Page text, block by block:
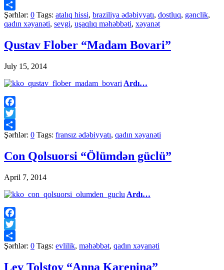
Twitter
Share
Şərhlər: 0 Tags: atalıq hissi, braziliya ədəbiyyatı, dostluq, gənclik,
qadın xəyanəti, sevgi, uşaqlıq məhəbbəti, xəyanət
Qustav Flober “Madam Bovari”
July 15, 2014
Ardı…
Facebook
Twitter
Share
Şərhlər: 0 Tags: fransız ədəbiyyatı, qadın xəyanəti
Con Qolsuorsi “Ölümdən güclü”
April 7, 2014
Ardı…
Facebook
Twitter
Share
Şərhlər: 0 Tags: evlilik, məhəbbət, qadın xəyanəti
Lev Tolstoy “Anna Karenina”